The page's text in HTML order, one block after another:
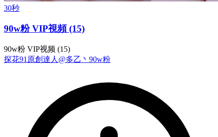
30秒
90w粉 VIP視頻 (15)
90w粉 VIP视频 (15)
探花91原創達人@多乙丶 90w粉